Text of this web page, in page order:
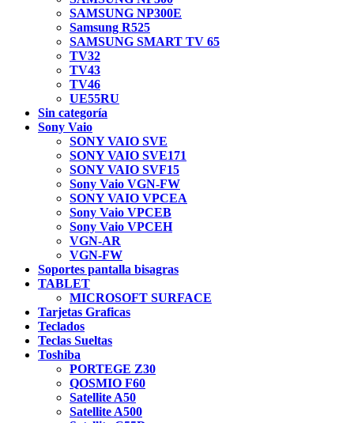
SAMSUNG NP300E
Samsung R525
SAMSUNG SMART TV 65
TV32
TV43
TV46
UE55RU
Sin categoría
Sony Vaio
SONY VAIO SVE
SONY VAIO SVE171
SONY VAIO SVF15
Sony Vaio VGN-FW
SONY VAIO VPCEA
Sony Vaio VPCEB
Sony Vaio VPCEH
VGN-AR
VGN-FW
Soportes pantalla bisagras
TABLET
MICROSOFT SURFACE
Tarjetas Graficas
Teclados
Teclas Sueltas
Toshiba
PORTEGE Z30
QOSMIO F60
Satellite A50
Satellite A500